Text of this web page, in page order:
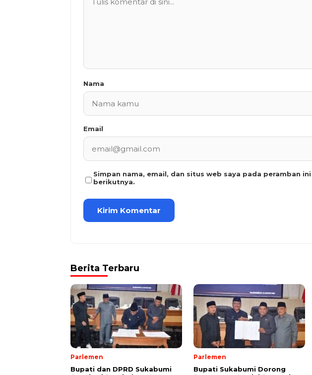
Nama
Email
Simpan nama, email, dan situs web saya pada peramban
berikutnya.
Berita Terbaru
Parlemen
Bupati dan DPRD Sukabumi
Parlemen
Bupati Sukabumi Dorong